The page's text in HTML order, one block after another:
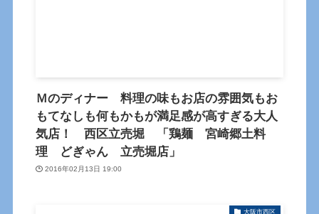
Ｍのディナー 料理の味もお店の雰囲気もお
もてなしも何もかもが満足感が高すぎる大人
気店！ 西区立売堀 「鶏麺 宮崎郷土料
理 どぎゃん 立売堀店」
2016年02月13日 19:00
大阪市西区